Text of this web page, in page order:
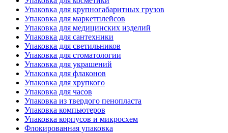
Упаковка для крупногабаритных грузов
Упаковка для маркетплейсов
Упаковка для медицинских изделий
Упаковка для сантехники
Упаковка для светильников
Упаковка для стоматологии
Упаковка для украшений
Упаковка для флаконов
Упаковка для хрупкого
Упаковка для часов
Упаковка из твердого пенопласта
Упаковка компьютеров
Упаковка корпусов и микросхем
Флокированная упаковка